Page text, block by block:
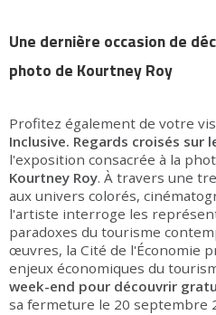
Une dernière occasion de
photo de Kourtney Roy
Profitez également de votre
Inclusive. Regards croisés sur
l'exposition consacrée à la
Kourtney Roy. À travers une
aux univers colorés,
l'artiste interroge les
paradoxes du tourisme
œuvres, la Cité de l'Économie
enjeux économiques du
week-end pour découvrir
sa fermeture le 20 septembre